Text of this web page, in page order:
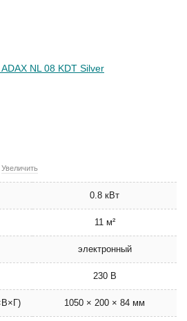
Увеличить
0.8 кВт
11 м²
электронный
230 В
1050 × 200 × 84 мм